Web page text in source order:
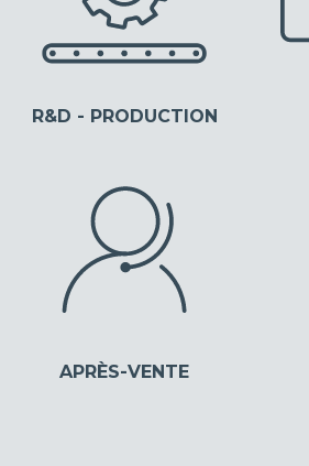
R&D - PRODUCTION
APRÈS-VENTE